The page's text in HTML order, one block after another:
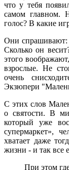
что у тебя
самом главном.
голос? В какие
Они спрашивают:
Сколько он
этого
взрослые. Не
очень
Экзюпери
С этих слов
о святости. В
который уже
супермаркет»,
хватает даже
жизни - и так все
При этом